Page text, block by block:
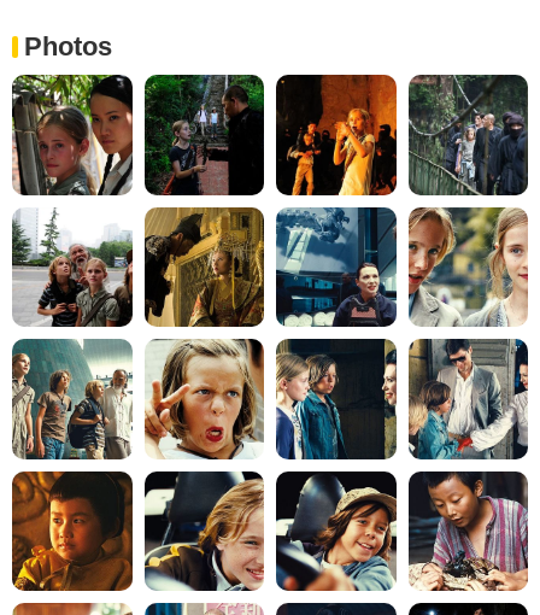
Photos